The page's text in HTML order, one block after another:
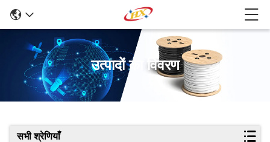
उत्पादों का विवरण
सभी श्रेणियाँ